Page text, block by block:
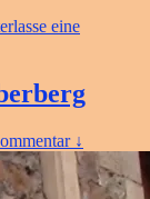
eine
↓